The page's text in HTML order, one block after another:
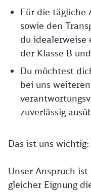
Für die tägliche
sowie den
du idealerweise
der Klasse B
Du möchtest
bei uns
zuverlässig
Das ist uns wichtig:
Unser Anspruch
gleicher Eignung